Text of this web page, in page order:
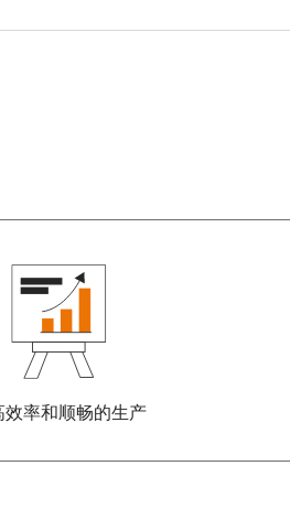
效率和顺畅的生产